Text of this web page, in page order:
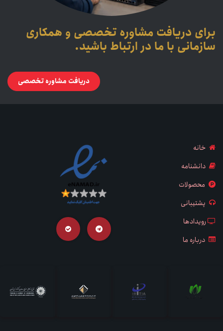
برای دریافت مشاوره تخصصی و همکاری
سازمانی با ما در ارتباط باشید.
دریافت مشاوره تخصصی
خانه
دانشنامه
محصولات
پشتیبانی
رویدادها
درباره ما